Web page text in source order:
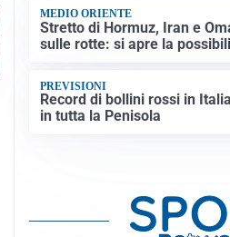
MEDIO ORIENTE
Stretto di Hormuz, Iran e
sulle rotte: si apre la
PREVISIONI
Record di bollini rossi in
in tutta la Penisola